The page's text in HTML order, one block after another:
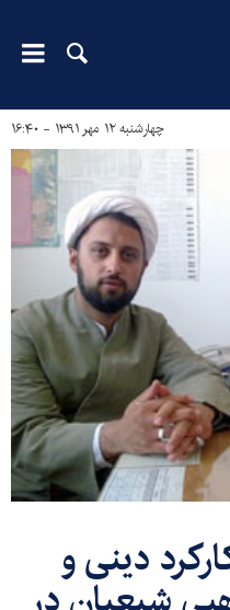
چهارشنبه ۱۲ مهر ۱۳۹۱ - ۱۶:۴۰
دینی و